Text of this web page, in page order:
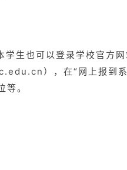
学生也可以登录学校官方
），在“网上报到
等。